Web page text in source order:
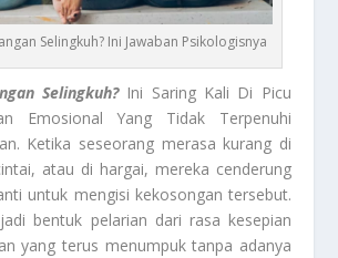
Selingkuh? Ini Jawaban Psikologisnya
Selingkuh?Ini Saring Kali Di Picu
Emosional Yang Tidak Terpenuhi
Ketika seseorang merasa kurang di
atau di hargai, mereka cenderung
untuk mengisi kekosongan tersebut.
bentuk pelarian dari rasa kesepian
yang terus menumpuk tanpa adanya